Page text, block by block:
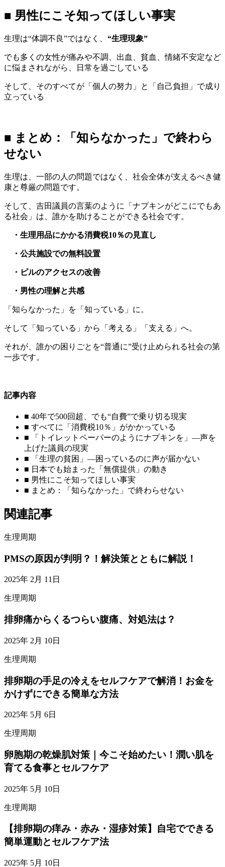
■ 男性にこそ知ってほしい事実
生理は“体調不良”ではなく、 “生理現象”
でも多くの女性が痛みや不調、出血、貧血、情緒不安定など
に悩まされながら、日常を過ごしている
そして、そのすべてが「個人の努力」と「自己負担」で成り
立っている
■ まとめ：「知らなかった」で終わら
せない
生理は、一部の人の問題ではなく、社会全体が支えるべき健
康と尊厳の問題です。
そして、吉田議員の言葉のように「ナプキンがどこにでもあ
る社会」は、誰かを助けることができる社会です。
・生理用品にかかる消費税10％の見直し
・公共施設での無料設置
・ピルのアクセスの改善
・男性の理解と共感
「知らなかった」を「知っている」に。
そして「知っている」から「考える」「支える」へ。
それが、誰かの困りごとを“普通に”受け止められる社会の第
一歩です。
記事内容
■ 40年で500回超、でも“自費”で乗り切る現実
■ すべてに「消費税10％」がかかっている
■ 「トイレットペーパーのようにナプキンを」—声を
上げた議員の現実
■ 「生理の貧困」—困っているのに声が届かない
■ 日本でも始まった「無償提供」の動き
■ 男性にこそ知ってほしい事実
■ まとめ：「知らなかった」で終わらせない
関連記事
生理周期
PMSの原因が判明？！解決策とともに解説！
2025年 2月 11日
生理周期
排卵痛からくるつらい腹痛、対処法は？
2025年 2月 10日
生理周期
排卵期の手足の冷えをセルフケアで解消！お金を
かけずにできる簡単な方法
2025年 5月 6日
生理周期
卵胞期の乾燥肌対策｜今こそ始めたい！潤い肌を
育てる食事とセルフケア
2025年 5月 10日
生理周期
【排卵期の痒み・赤み・湿疹対策】自宅でできる
簡単運動とセルフケア法
2025年 5月 10日